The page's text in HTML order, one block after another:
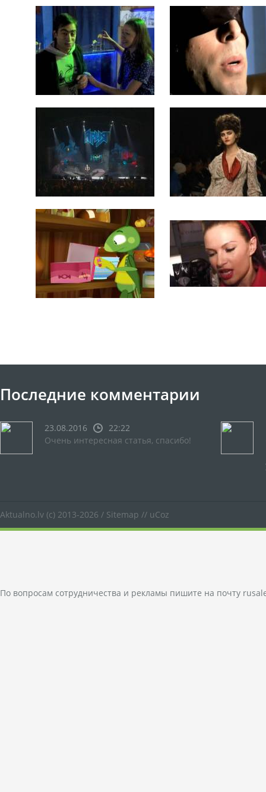
Последние комментарии
23.08.2016
22:22
Очень интересная статья, спасибо!
Aktualno.lv (c) 2013-2026 / Sitemap // uCoz
По вопросам сотрудничества и рекламы пишите на почту